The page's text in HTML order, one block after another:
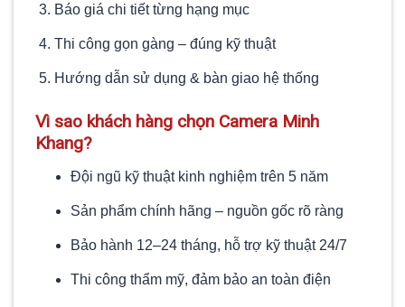
Báo giá chi tiết từng hạng mục
Thi công gọn gàng – đúng kỹ thuật
Hướng dẫn sử dụng & bàn giao hệ thống
Vì sao khách hàng chọn Camera Minh
Khang?
Đội ngũ kỹ thuật kinh nghiệm trên 5 năm
Sản phẩm chính hãng – nguồn gốc rõ ràng
Bảo hành 12–24 tháng, hỗ trợ kỹ thuật 24/7
Thi công thẩm mỹ, đảm bảo an toàn điện